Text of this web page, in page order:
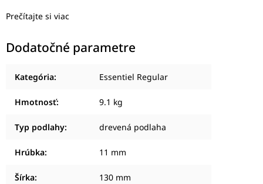
Prečítajte si viac
Dodatočné parametre
Kategória: Essentiel Regular
Hmotnosť: 9.1 kg
Typ podlahy: drevená podlaha
Hrúbka: 11 mm
Šírka: 130 mm